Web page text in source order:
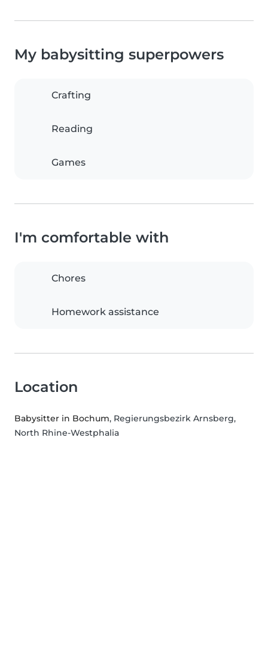
My babysitting superpowers
Crafting
Reading
Games
I'm comfortable with
Chores
Homework assistance
Location
Babysitter in Bochum, Regierungsbezirk Arnsberg,
North Rhine-Westphalia